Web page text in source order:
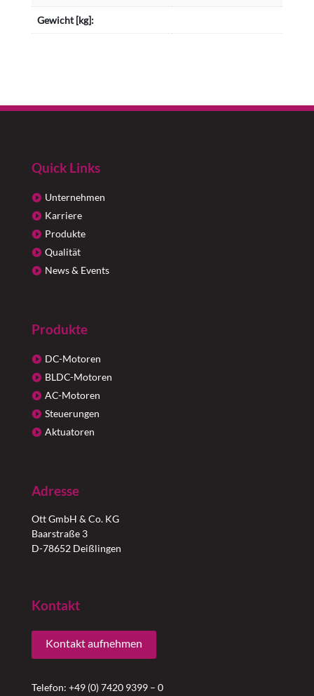
Gewicht [kg]:
Quick Links
Unternehmen
Karriere
Produkte
Qualität
News & Events
Produkte
DC-Motoren
BLDC-Motoren
AC-Motoren
Steuerungen
Aktuatoren
Adresse
Ott GmbH & Co. KG
Baarstraße 3
D-78652 Deißlingen
Kontakt
Kontakt aufnehmen
Telefon: +49 (0) 7420 9399 – 0